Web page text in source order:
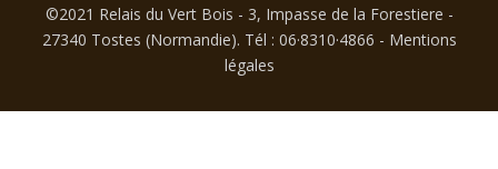
©2021 Relais du Vert Bois - 3, Impasse de la Forestiere -
27340 Tostes (Normandie). Tél : 06·8310·4866 - Mentions
légales